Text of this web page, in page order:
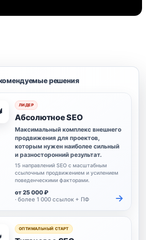
решения
ЛИДЕР
Абсолютное SEO
Максимальный комплекс внешнего
продвижения для проектов,
которым нужен наиболее сильный
и разносторонний результат.
15 направлений SEO с масштабным
ссылочным продвижением и усилением
поведенческими факторами.
от 25 000 ₽
· более 1 000 ссылок + ПФ
→
ОПТИМАЛЬНЫЙ СТАРТ